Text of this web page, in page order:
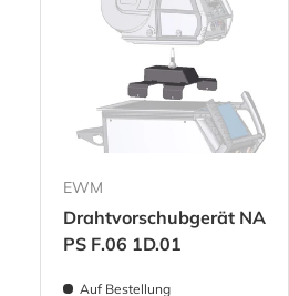
EWM
Drahtvorschubgerät NA
PS F.06 1D.01
Auf Bestellung